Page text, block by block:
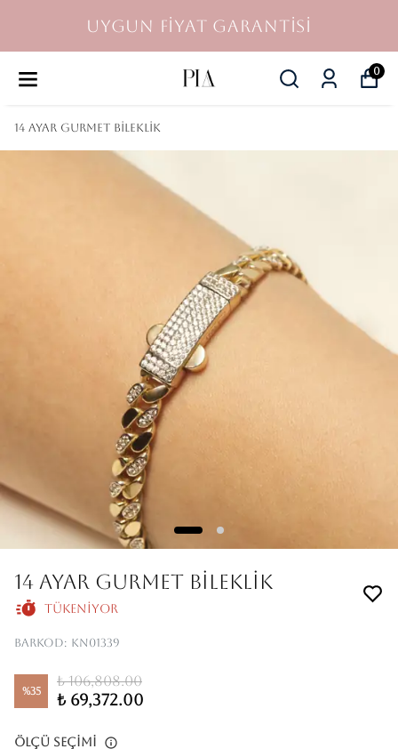
UYGUN FİYAT GARANTİSİ
0
14 Ayar Gurmet Bileklik
14 Ayar Gurmet Bileklik
Tükeniyor
Barkod: KN01339
%35
₺ 106,808.00
₺ 69,372.00
Ölçü Seçimi